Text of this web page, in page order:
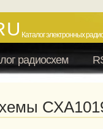
Каталог электронных
радиосхем